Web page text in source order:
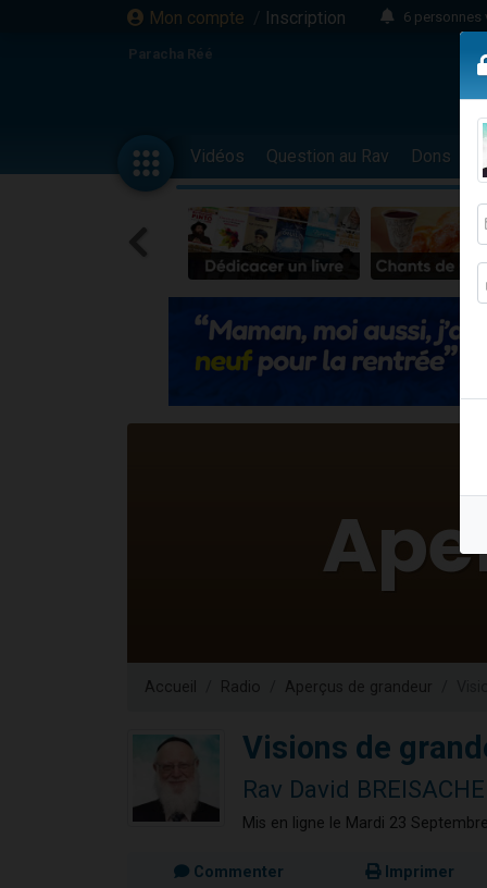
Mon compte / Inscription
6 personnes
4
17
4
Il reste
Eva vient
4 personnes
3
Odaya
13
12
3 personnes
Paracha Réé
Vidéos Question au Rav Dons
Accueil Radio Aperçus de grandeur
Visions de
Rav David
Mis en ligne le Mardi 23
Commenter Imprimer